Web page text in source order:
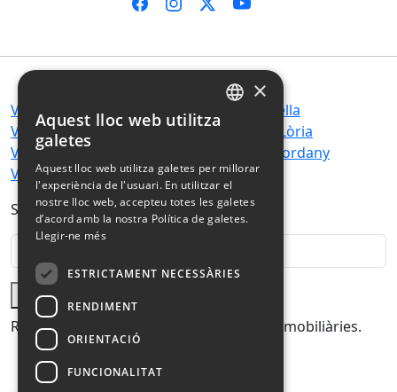
Viure a Canillo
Viure a Encamp
Viure a Ordino
Viure a La Massana
Viure a Andorra la Vella
Viure a Sant Julià de Lòria
Viure a Escaldes-Engordany
Subscriu-te a la nostra newsletter:
Subscriure
Rep al teu correu les últimes novetats immobiliàries.
FRENCH
ENGLISH
×
Aquest lloc web utilitza
galetes
Aquest lloc web utilitza galetes per millorar
l'experiència de l'usuari. En utilitzar el
nostre lloc web, accepteu totes les galetes
d’acord amb la nostra Política de galetes.
Llegir-ne més
ESTRICTAMENT NECESSÀRIES
RENDIMENT
ORIENTACIÓ
FUNCIONALITAT